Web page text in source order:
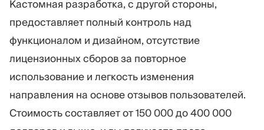
Кастомная разработка, с другой стороны,
предоставляет полный контроль над
функционалом и дизайном, отсутствие
лицензионных сборов за повторное
использование и легкость изменения
направления на основе отзывов пользователей.
Стоимость составляет от 150 000 до 400 000